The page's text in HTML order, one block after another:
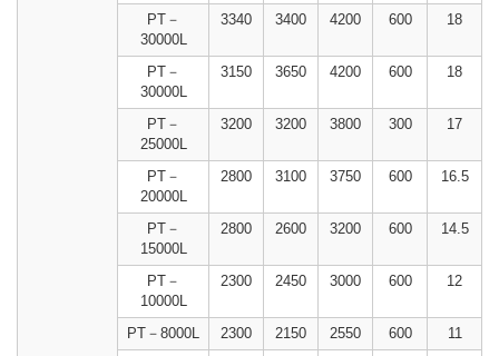
PT－
30000L
3340 3400 4200 600 18
PT－
30000L
3150 3650 4200 600 18
PT－
25000L
3200 3200 3800 300 17
PT－
20000L
2800 3100 3750 600 16.5
PT－
15000L
2800 2600 3200 600 14.5
PT－
10000L
2300 2450 3000 600 12
PT－8000L 2300 2150 2550 600
11